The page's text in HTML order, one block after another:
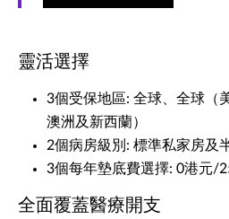
靈活選擇
3個受保地區: 全球、全球（
澳洲及新西蘭）
2個病房級別: 標準私家房及
3個每年墊底費選擇: 0港元/
全面覆蓋醫療開支